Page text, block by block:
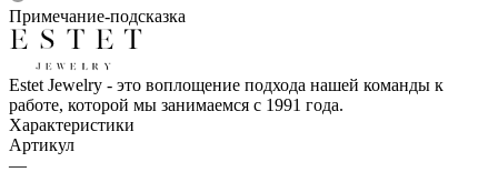
Примечание-подсказка
Estet Jewelry - это воплощение подхода нашей команды к
работе, которой мы занимаемся с 1991 года.
Характеристики
Артикул
—